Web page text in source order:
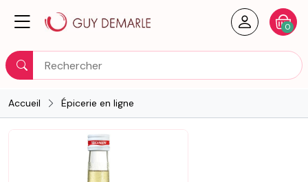
Rechercher
Créer
0
Accueil Épicerie en ligne